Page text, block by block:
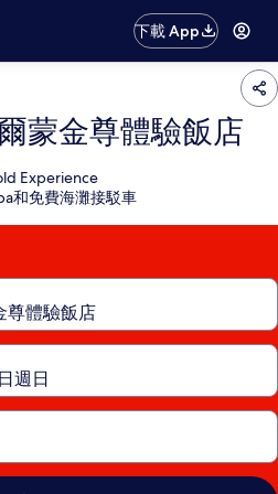
下載 App
蒙金尊體驗飯店
Experience
和免費海灘接駁車